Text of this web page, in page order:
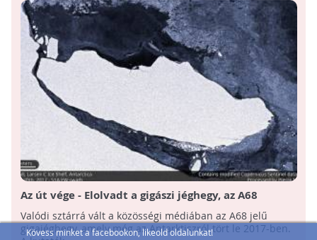
Kövess minket a facebookon, likeold oldalunkat!
Az út vége - Elolvadt a gigászi jéghegy, az A68
Valódi sztárrá vált a közösségi médiában az A68 jelű
gigajéghegy, amely még az Antarktiszról tört le 2017-ben.